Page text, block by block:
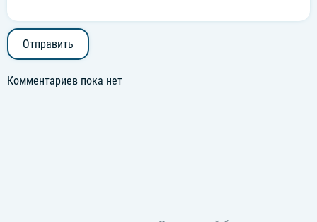
Отправить
Комментариев пока нет